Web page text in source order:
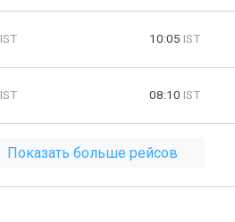
IST 10:05 IST
IST 08:10 IST
Показать больше рейсов